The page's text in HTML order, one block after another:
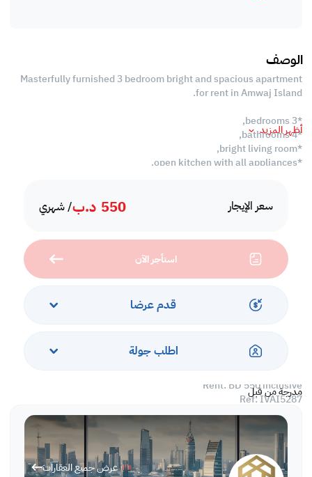
سعر الإيجار 550 د.ب/ شهري
استأجر الآن
قدم عرضا
اطلب جولة
مدرجة من قبل
عرض جميع العقارات
الوصف
Masterfully furnished 3 bedroom bright and spacious apartment
for rent in Amwaj Island.
*3 bedrooms,
*4 bathrooms,
*bright living room,
*open kitchen with all appliances,
Rent: BD 550 inclusive
Ref: IVAI5287
More variety of properties are available in different locations in
Bahrain,
For more information and viewing please call or WhatsApp:
Ivana Ivanova: +973 66663360, office: +973 17280288
أظهر المزيد